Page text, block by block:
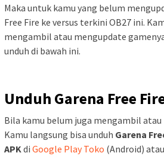
Maka untuk kamu yang belum
Free Fire ke versus terkini OB27 ini.
mengambil atau mengupdate
unduh di bawah ini.
Unduh Garena Free
Bila kamu belum juga mengambil
Kamu langsung bisa unduh Garena
APK di Google Play Toko (Android)